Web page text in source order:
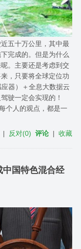
五十万公里，其中最
完成的。但是为什么
。主要还是考虑到交
，只要将全球定位功
器）＋全息大数据云
驶一定会实现的！
个人的观点，都是一
| 反对(0) 评论 |收藏
中国特色混合经